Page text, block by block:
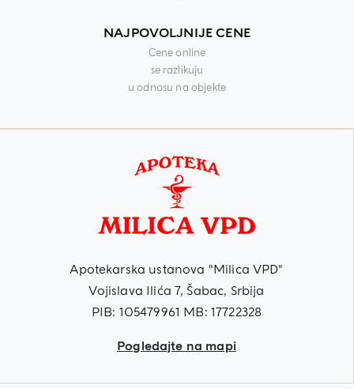
NAJPOVOLJNIJE CENE
Cene online
se razlikuju
u odnosu na objekte
Apotekarska ustanova "Milica VPD"
Vojislava Ilića 7, Šabac, Srbija
PIB: 105479961 MB: 17722328
Pogledajte na mapi